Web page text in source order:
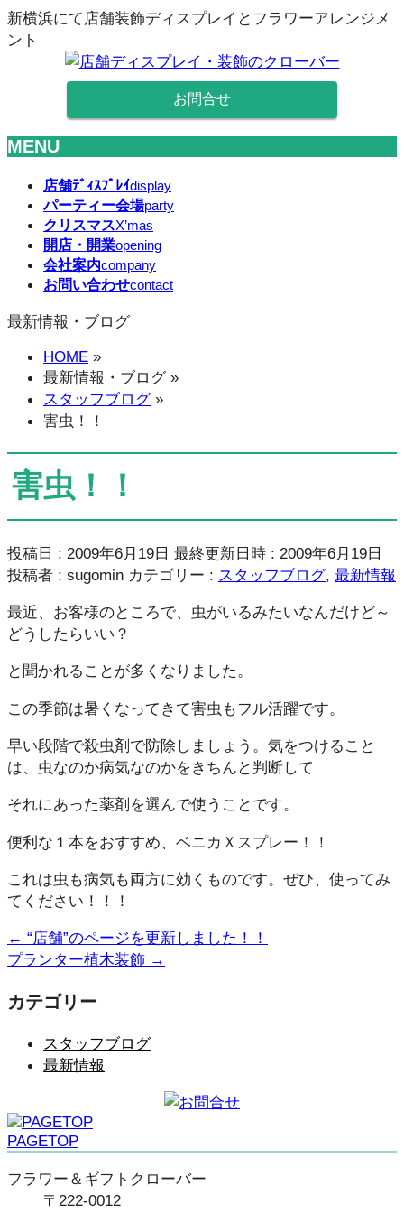
新横浜にて店舗装飾ディスプレイとフラワーアレンジメ
ント
お問合せ
MENU
ば
店舗ﾃﾞｨｽﾌﾟﾚｲdisplay
パーティー会場party
クリスマスX’mas
開店・開業opening
会社案内company
お問い合わせcontact
最新情報・ブログ
HOME »
最新情報・ブログ»
スタッフブログ»
害虫！！
害虫！！
投稿日 : 2009年6月19日 最終更新日時 : 2009年6月19日
投稿者 : sugomin カテゴリー : スタッフブログ, 最新情報
最近、お客様のところで、虫がいるみたいなんだけど～
どうしたらいい？
と聞かれることが多くなりました。
この季節は暑くなってきて害虫もフル活躍です。
早い段階で殺虫剤で防除しましょう。気をつけること
は、虫なのか病気なのかをきちんと判断して
それにあった薬剤を選んで使うことです。
便利な１本をおすすめ、ベニカＸスプレー！！
これは虫も病気も両方に効くものです。ぜひ、使ってみ
てください！！！
← “店舗”のページを更新しました！！
プランター植木装飾 →
カテゴリー
スタッフブログ
最新情報
PAGETOP
フラワー＆ギフトクローバー
〒222-0012